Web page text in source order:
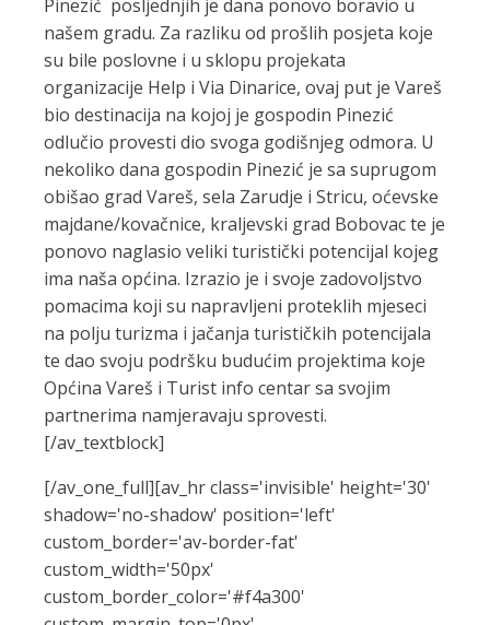
Pinezić posljednjih je dana ponovo boravio u
našem gradu. Za razliku od prošlih posjeta koje
su bile poslovne i u sklopu projekata
organizacije Help i Via Dinarice, ovaj put je Vareš
bio destinacija na kojoj je gospodin Pinezić
odlučio provesti dio svoga godišnjeg odmora. U
nekoliko dana gospodin Pinezić je sa suprugom
obišao grad Vareš, sela Zarudje i Stricu, oćevske
majdane/kovačnice, kraljevski grad Bobovac te je
ponovo naglasio veliki turistički potencijal kojeg
ima naša općina. Izrazio je i svoje zadovoljstvo
pomacima koji su napravljeni proteklih mjeseci
na polju turizma i jačanja turističkih potencijala
te dao svoju podršku budućim projektima koje
Općina Vareš i Turist info centar sa svojim
partnerima namjeravaju sprovesti.
[/av_textblock]
[/av_one_full][av_hr class='invisible' height='30'
shadow='no-shadow' position='left'
custom_border='av-border-fat'
custom_width='50px'
custom_border_color='#f4a300'